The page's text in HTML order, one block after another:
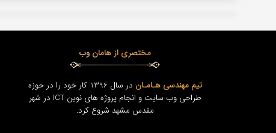
مختصری از هامان وب
تیم مهندسی هـامـان
در سال 1396 کار خود را در حوزه
طراحی وب سایت و انجام پروژه های نوین ICT در شهر
مقدس مشهد شروع کرد.